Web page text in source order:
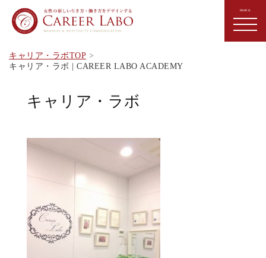
キャリア・ラボTOP
キャリア・ラボ | CAREER LABO ACADEMY
キャリア・ラボ